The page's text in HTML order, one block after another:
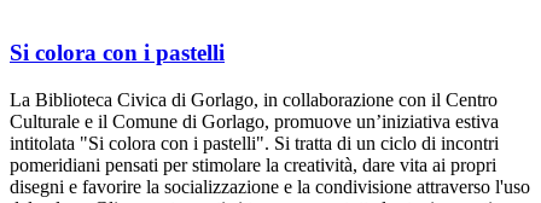
Si colora con i pastelli
La Biblioteca Civica di Gorlago, in collaborazione con il Centro
Culturale e il Comune di Gorlago, promuove un’iniziativa estiva
intitolata "Si colora con i pastelli". Si tratta di un ciclo di incontri
pomeridiani pensati per stimolare la creatività, dare vita ai propri
disegni e favorire la socializzazione e la condivisione attraverso l'uso